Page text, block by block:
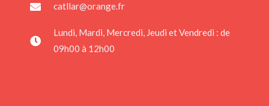
catllar@orange.fr
Lundi, Mardi, Mercredi, Jeudi et Vendredi : de
09h00 à 12h00